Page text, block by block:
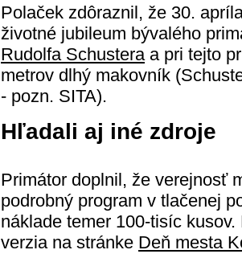
Polaček zdôraznil, že 30.
životné jubileum bývalého
Rudolfa Schusteraa pri tejto
metrov dlhý makovník
- pozn. SITA).
Hľadali aj iné zdroje
Primátor doplnil, že verejnosť
podrobný program v tlačenej
náklade temer 100-tisíc
verzia na stránke Deň mesta